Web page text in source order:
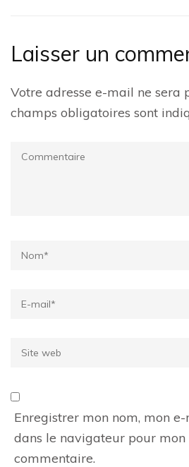
Laisser un
Votre adresse e-mail ne sera
champs obligatoires sont
Commentaire
Name*
Email *
Site
Enregistrer mon nom, mon
dans le navigateur pour mon
commentaire.